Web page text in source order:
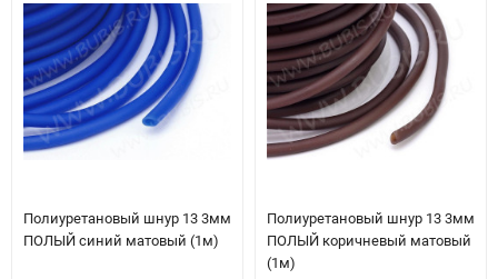
Полиуретановый шнур 13 3мм
ПОЛЫЙ синий матовый (1м)
Полиуретановый шнур 13 3мм
ПОЛЫЙ коричневый матовый
(1м)